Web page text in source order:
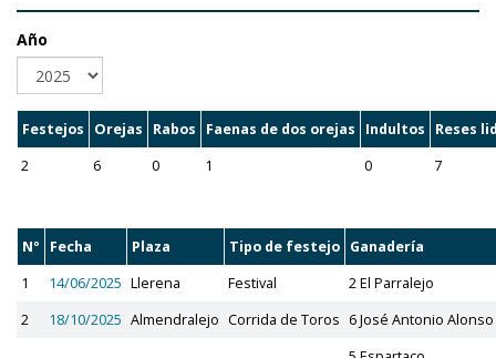
Año
Festejos Orejas Rabos Faenas de dos orejas Indultos
Reses
2
6 0 1 0 7
Nº Fecha Plaza Tipo de festejo Ganadería
1
14/06/2025 Llerena Festival
2 El Parralejo
2
18/10/2025 Almendralejo Corrida de Toros 6 José Antonio Alonso